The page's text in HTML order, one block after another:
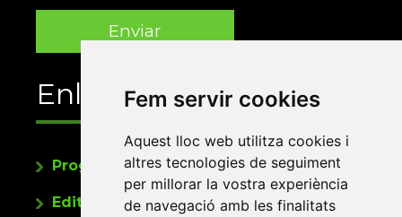
Fem servir cookies
Aquest lloc web utilitza cookies i
altres tecnologies de seguiment
per millorar la vostra experiència
de navegació amb les finalitats
Enllaços
Programa de publicacions
Editorials universitàries a Twitter